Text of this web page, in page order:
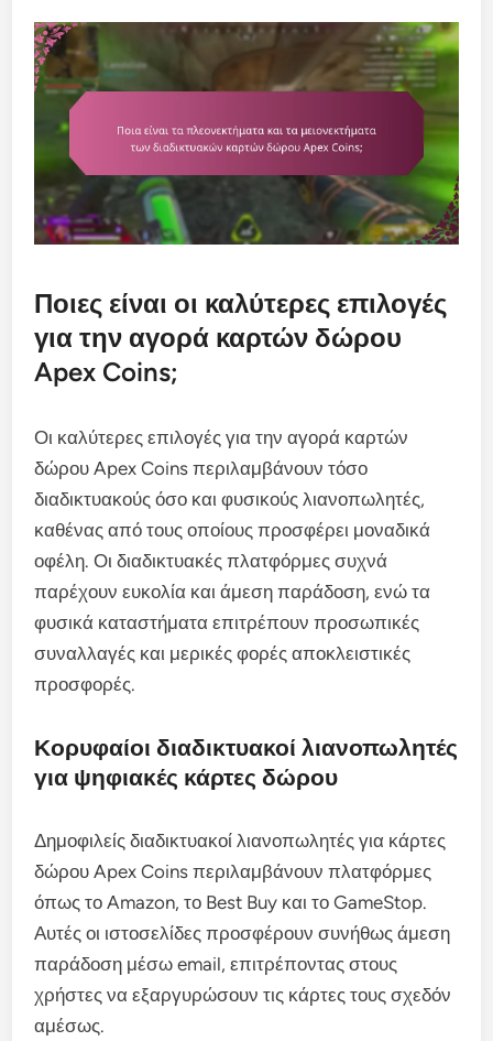
Ποιες είναι οι καλύτερες επιλογές
για την αγορά καρτών δώρου
Apex Coins;
Οι καλύτερες επιλογές για την αγορά καρτών
δώρου Apex Coins περιλαμβάνουν τόσο
διαδικτυακούς όσο και φυσικούς λιανοπωλητές,
καθένας από τους οποίους προσφέρει μοναδικά
οφέλη. Οι διαδικτυακές πλατφόρμες συχνά
παρέχουν ευκολία και άμεση παράδοση, ενώ τα
φυσικά καταστήματα επιτρέπουν προσωπικές
συναλλαγές και μερικές φορές αποκλειστικές
προσφορές.
Κορυφαίοι διαδικτυακοί λιανοπωλητές
για ψηφιακές κάρτες δώρου
Δημοφιλείς διαδικτυακοί λιανοπωλητές για κάρτες
δώρου Apex Coins περιλαμβάνουν πλατφόρμες
όπως το Amazon, το Best Buy και το GameStop.
Αυτές οι ιστοσελίδες προσφέρουν συνήθως άμεση
παράδοση μέσω email, επιτρέποντας στους
χρήστες να εξαργυρώσουν τις κάρτες τους σχεδόν
αμέσως.